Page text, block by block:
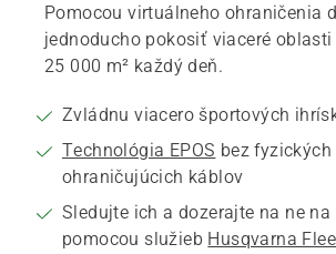
Pomocou virtuálneho ohraničenia
jednoducho pokosiť viaceré oblasti
25 000 m² každý deň.
Zvládnu viacero športových
Technológia EPOS bez fyzických
ohraničujúcich káblov
Sledujte ich a dozerajte na ne
pomocou služieb Husqvarna